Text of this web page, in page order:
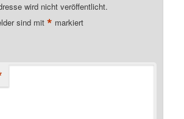
wird nicht veröffentlicht.
sind mit* markiert